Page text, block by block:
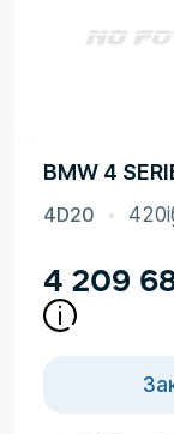
BMW 4
4D20
4 209